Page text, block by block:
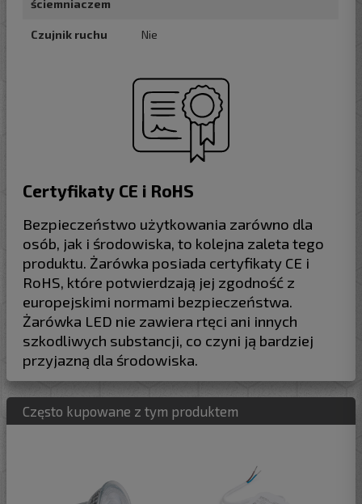
ściemniaczem
Czujnik ruchu Nie
Certyfikaty CE i RoHS
Bezpieczeństwo użytkowania zarówno dla
osób, jak i środowiska, to kolejna zaleta tego
produktu. Żarówka posiada certyfikaty CE i
RoHS, które potwierdzają jej zgodność z
europejskimi normami bezpieczeństwa.
Żarówka LED nie zawiera rtęci ani innych
szkodliwych substancji, co czyni ją bardziej
przyjazną dla środowiska.
Często kupowane z tym produktem